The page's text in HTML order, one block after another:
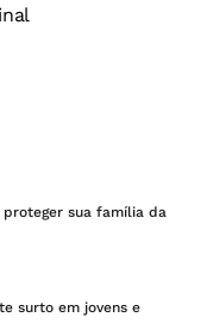
sua família da
surto em jovens e